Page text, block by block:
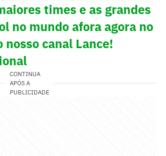
times e as grandes
no mundo afora agora no
canal Lance!
CONTINUA
APÓS A
PUBLICIDADE